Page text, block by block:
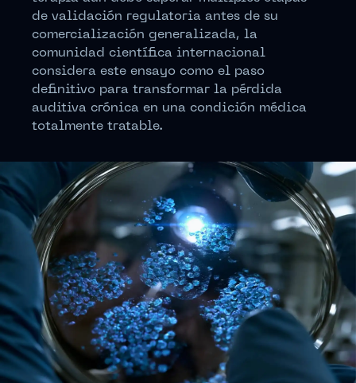
de validación regulatoria antes de su
comercialización generalizada, la
comunidad científica internacional
considera este ensayo como el paso
definitivo para transformar la pérdida
auditiva crónica en una condición médica
totalmente tratable.